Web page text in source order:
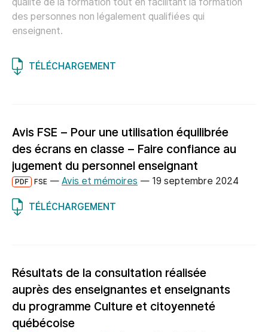
des personnes non légalement qualifiées qui
enseignent.
TÉLÉCHARGEMENT
Avis FSE – Pour une utilisation équilibrée
des écrans en classe – Faire confiance au
jugement du personnel enseignant
PDF FSE — Avis et mémoires — 19 septembre 2024
TÉLÉCHARGEMENT
Résultats de la consultation réalisée
auprès des enseignantes et enseignants
du programme Culture et citoyenneté
québécoise